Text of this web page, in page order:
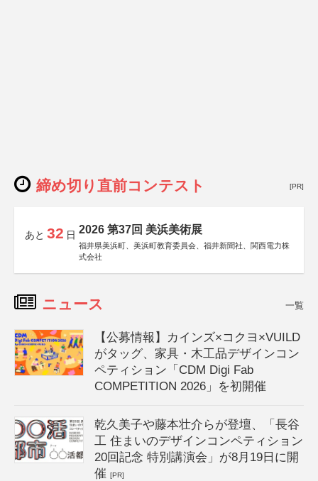
締め切り直前コンテスト [PR]
あと 32 日 2026 第37回 美浜美術展
福井県美浜町、美浜町教育委員会、福井新聞社、関西電力株
式会社
ニュース 一覧
【公募情報】カインズ×コクヨ×VUILD
がタッグ、家具・木工品デザインコン
ペティション「CDM Digi Fab
COMPETITION 2026」を初開催
乾久美子や藤本壮介らが登壇、「長谷
工 住まいのデザインコンペティション
20回記念 特別講演会」が8月19日に開
催[PR]